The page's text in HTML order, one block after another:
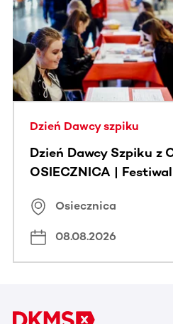
Ta sekcja zawiera treści
Dzień Dawcy szpiku
Dzień Dawcy Szpiku z
OSIECZNICA |
Osiecznica
08.08.2026